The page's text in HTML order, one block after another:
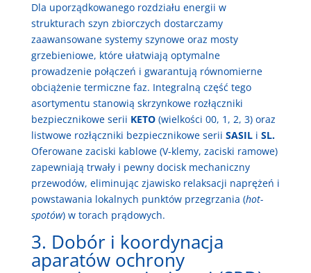
Dla uporządkowanego rozdziału energii w
strukturach szyn zbiorczych dostarczamy
zaawansowane systemy szynowe oraz mosty
grzebieniowe, które ułatwiają optymalne
prowadzenie połączeń i gwarantują równomierne
obciążenie termiczne faz. Integralną część tego
asortymentu stanowią skrzynkowe rozłączniki
bezpiecznikowe serii KETO(wielkości 00, 1, 2, 3) oraz
listwowe rozłączniki bezpiecznikowe serii SASILi SL.
Oferowane zaciski kablowe (V-klemy, zaciski ramowe)
zapewniają trwały i pewny docisk mechaniczny
przewodów, eliminując zjawisko relaksacji naprężeń i
powstawania lokalnych punktów przegrzania (hot-
spotów) w torach prądowych.
3. Dobór i koordynacja
aparatów ochrony